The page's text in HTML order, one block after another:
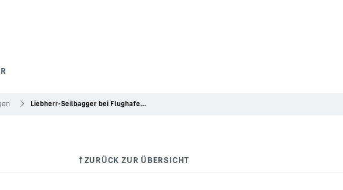
Liebherr-Seilbagger bei Flughafenerweiterung in Barcelona